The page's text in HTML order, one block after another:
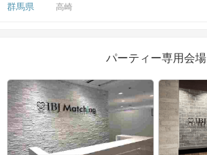
群馬県 高崎
パーティー専用会場